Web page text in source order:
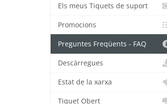
Els meus Tiquets de suport
Promocions
Preguntes Freqüents - FAQ
Descàrregues
Estat de la xarxa
Tiquet Obert